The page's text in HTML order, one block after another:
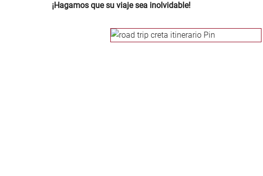
¡Hagamos que su viaje sea inolvidable!